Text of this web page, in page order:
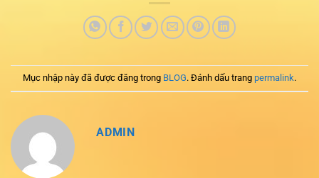
Mục nhập này đã được đăng trong BLOG. Đánh dấu trang permalink.
ADMIN